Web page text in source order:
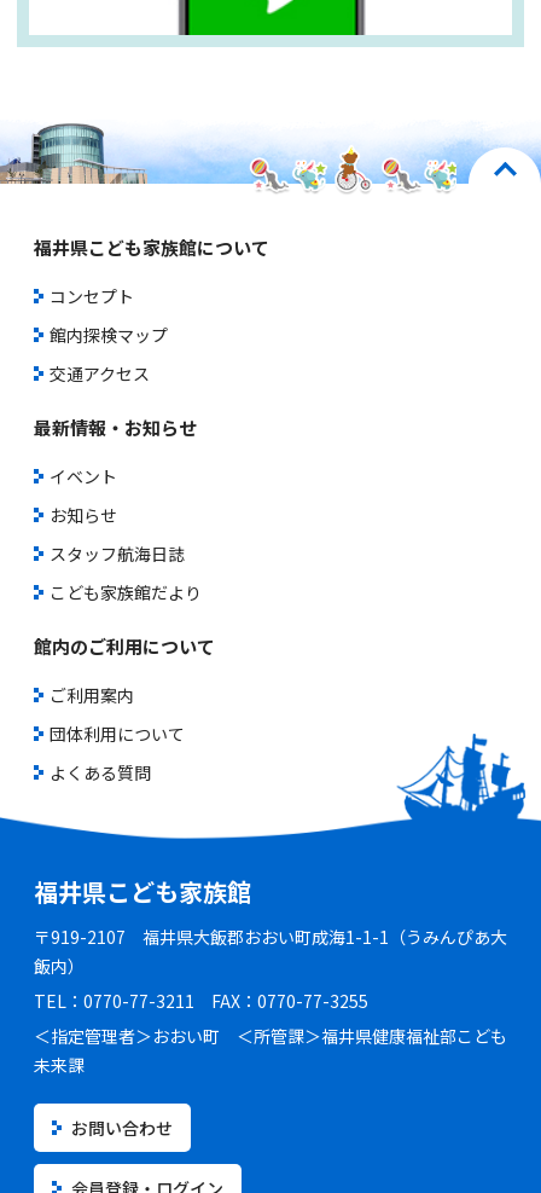
福井県こども家族館について
コンセプト
館内探検マップ
交通アクセス
最新情報・お知らせ
イベント
お知らせ
スタッフ航海日誌
こども家族館だより
館内のご利用について
ご利用案内
団体利用について
よくある質問
福井県こども家族館
〒919-2107 福井県大飯郡おおい町成海1-1-1（うみんぴあ大
飯内）
TEL：0770-77-3211 FAX：0770-77-3255
＜指定管理者＞おおい町 ＜所管課＞福井県健康福祉部こども
未来課
お問い合わせ